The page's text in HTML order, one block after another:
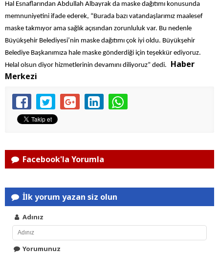
Hal Esnaflarından Abdullah Albayrak da maske dağıtımı konusunda
memnuniyetini ifade ederek, “Burada bazı vatandaşlarımız maalesef
maske takmıyor ama sağlık açısından zorunluluk var. Bu nedenle
Büyükşehir Belediyesi’nin maske dağıtımı çok iyi oldu. Büyükşehir
Belediye Başkanımıza hale maske gönderdiği için teşekkür ediyoruz.
Helal olsun diyor hizmetlerinin devamını diliyoruz” dedi.
Haber
Merkezi
Facebook'la Yorumla
İlk yorum yazan siz olun
Adınız
Yorumunuz